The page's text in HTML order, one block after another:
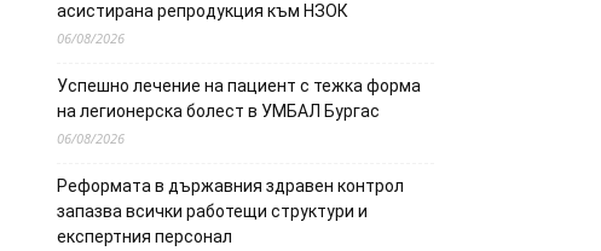
асистирана репродукция към НЗОК
06/08/2026
Успешно лечение на пациент с тежка форма
на легионерска болест в УМБАЛ Бургас
06/08/2026
Реформата в държавния здравен контрол
запазва всички работещи структури и
експертния персонал